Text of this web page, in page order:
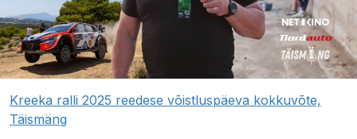
Kreeka ralli 2025 reedese võistluspäeva kokkuvõte,
Täismäng